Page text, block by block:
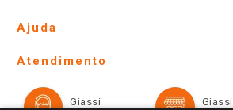
Lojas Físicas e Horários
Ofertas
Televendas
Ajuda
Formas de Pagamento
Atendimento
Giassi
Giassi